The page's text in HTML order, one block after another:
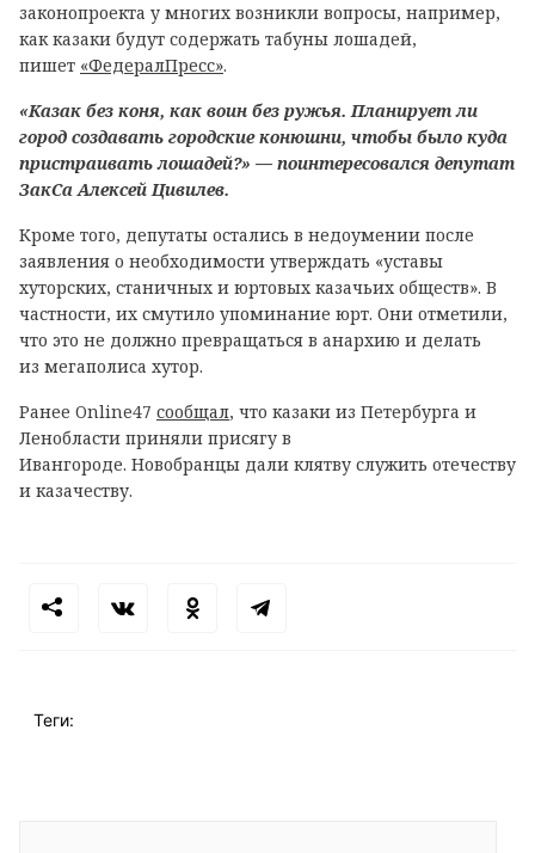
законопроекта у многих возникли вопросы, например,
как казаки будут содержать табуны лошадей,
пишет «ФедералПресс».
«Казак без коня, как воин без ружья. Планирует ли
город создавать городские конюшни, чтобы было куда
пристраивать лошадей?» — поинтересовался депутат
ЗакСа Алексей Цивилев.
Кроме того, депутаты остались в недоумении после
заявления о необходимости утверждать «уставы
хуторских, станичных и юртовых казачьих обществ». В
частности, их смутило упоминание юрт. Они отметили,
что это не должно превращаться в анархию и делать
из мегаполиса хутор.
Ранее Online47 сообщал, что казаки из Петербурга и
Ленобласти приняли присягу в
Ивангороде. Новобранцы дали клятву служить отечеству
и казачеству.
Теги: